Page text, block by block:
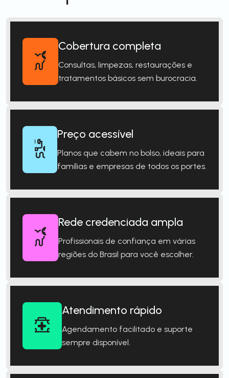
Cobertura completa
Consultas, limpezas, restaurações e
tratamentos básicos sem burocracia.
Preço acessível
Planos que cabem no bolso, ideais para
famílias e empresas de todos os portes.
Rede credenciada ampla
Profissionais de confiança em várias
regiões do Brasil para você escolher.
Atendimento rápido
Agendamento facilitado e suporte
sempre disponível.